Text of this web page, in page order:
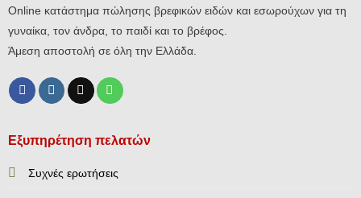
Online κατάστημα πώλησης βρεφικών ειδών και εσωρούχων για τη
γυναίκα, τον άνδρα, το παιδί και το βρέφος.
Άμεση αποστολή σε όλη την Ελλάδα.
Εξυπηρέτηση πελατών
Συχνές ερωτήσεις